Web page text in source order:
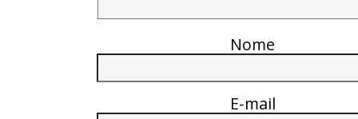
Nome
E-mail